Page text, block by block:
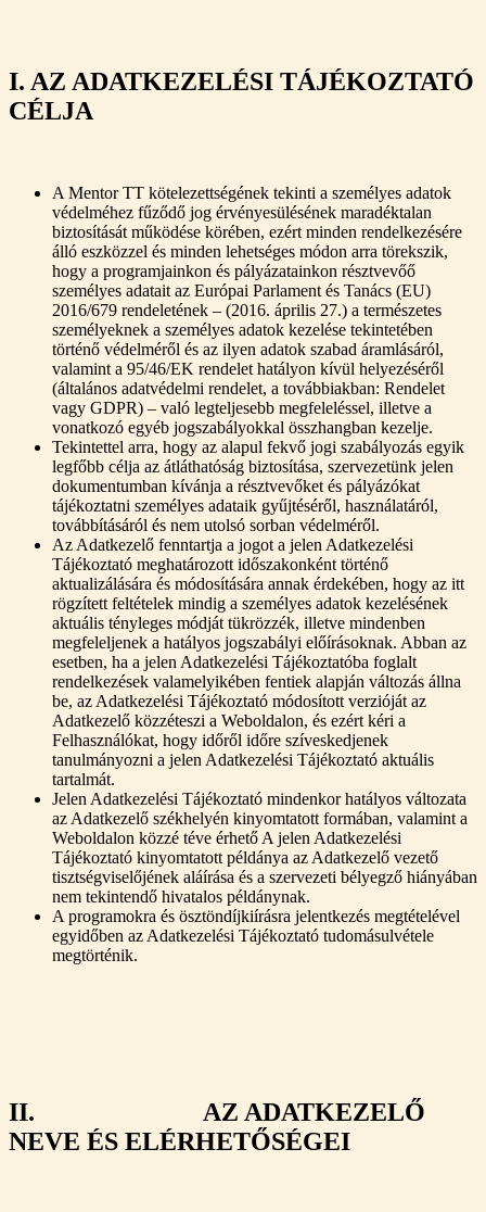
I. AZ ADATKEZELÉSI TÁJÉKOZTATÓ
CÉLJA
A Mentor TT kötelezettségének tekinti a személyes adatok
védelméhez fűződő jog érvényesülésének maradéktalan
biztosítását működése körében, ezért minden rendelkezésére
álló eszközzel és minden lehetséges módon arra törekszik,
hogy a programjainkon és pályázatainkon résztvevőő
személyes adatait az Európai Parlament és Tanács (EU)
2016/679 rendeletének – (2016. április 27.) a természetes
személyeknek a személyes adatok kezelése tekintetében
történő védelméről és az ilyen adatok szabad áramlásáról,
valamint a 95/46/EK rendelet hatályon kívül helyezéséről
(általános adatvédelmi rendelet, a továbbiakban: Rendelet
vagy GDPR) – való legteljesebb megfeleléssel, illetve a
vonatkozó egyéb jogszabályokkal összhangban kezelje.
Tekintettel arra, hogy az alapul fekvő jogi szabályozás egyik
legfőbb célja az átláthatóság biztosítása, szervezetünk jelen
dokumentumban kívánja a résztvevőket és pályázókat
tájékoztatni személyes adataik gyűjtéséről, használatáról,
továbbításáról és nem utolsó sorban védelméről.
Az Adatkezelő fenntartja a jogot a jelen Adatkezelési
Tájékoztató meghatározott időszakonként történő
aktualizálására és módosítására annak érdekében, hogy az itt
rögzített feltételek mindig a személyes adatok kezelésének
aktuális tényleges módját tükrözzék, illetve mindenben
megfeleljenek a hatályos jogszabályi előírásoknak. Abban az
esetben, ha a jelen Adatkezelési Tájékoztatóba foglalt
rendelkezések valamelyikében fentiek alapján változás állna
be, az Adatkezelési Tájékoztató módosított verzióját az
Adatkezelő közzéteszi a Weboldalon, és ezért kéri a
Felhasználókat, hogy időről időre szíveskedjenek
tanulmányozni a jelen Adatkezelési Tájékoztató aktuális
tartalmát.
Jelen Adatkezelési Tájékoztató mindenkor hatályos változata
az Adatkezelő székhelyén kinyomtatott formában, valamint a
Weboldalon közzé téve érhető A jelen Adatkezelési
Tájékoztató kinyomtatott példánya az Adatkezelő vezető
tisztségviselőjének aláírása és a szervezeti bélyegző hiányában
nem tekintendő hivatalos példánynak.
A programokra és ösztöndíjkiírásra jelentkezés megtételével
egyidőben az Adatkezelési Tájékoztató tudomásulvétele
megtörténik.
II. AZ ADATKEZELŐ
NEVE ÉS ELÉRHETŐSÉGEI